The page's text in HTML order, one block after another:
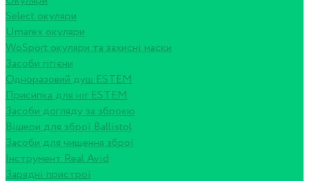
Select окуляри
Umarex окуляри
WoSport окуляри та захисні маски
Засоби гігієни
Одноразовий душ ESTEM
Присипка для ніг ESTEM
Засоби догляду за зброєю
Вішери для зброї Ballistol
Засоби для чищення зброї
Інструмент Real Avid
Зарядні пристрої